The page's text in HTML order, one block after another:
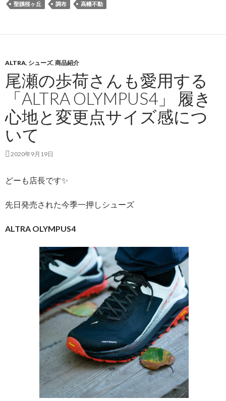
聖蹟桜ヶ丘
調布 高幡不動
ALTRA, シューズ, 商品紹介
尾瀬の歩荷さんも愛用する
「ALTRA OLYMPUS4」 履き
心地と変更点サイズ感につ
いて
2020年9月19日
どーも店長です✨
先日発売された今季一押しシューズ
ALTRA OLYMPUS4